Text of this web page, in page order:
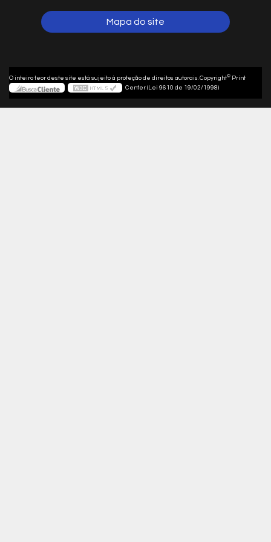
Mapa do site
O inteiro teor deste site está sujeito à proteção de direitos autorais. Copyright© Print
Center (Lei 9610 de 19/02/1998)